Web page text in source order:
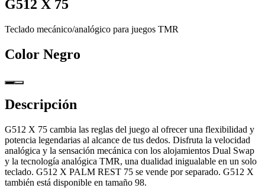
G512 X 75
Teclado mecánico/analógico para juegos TMR
Color Negro
Descripción
G512 X 75 cambia las reglas del juego al ofrecer una flexibilidad y
potencia legendarias al alcance de tus dedos. Disfruta la velocidad
analógica y la sensación mecánica con los alojamientos Dual Swap
y la tecnología analógica TMR, una dualidad inigualable en un solo
teclado. G512 X PALM REST 75 se vende por separado. G512 X
también está disponible en tamaño 98.